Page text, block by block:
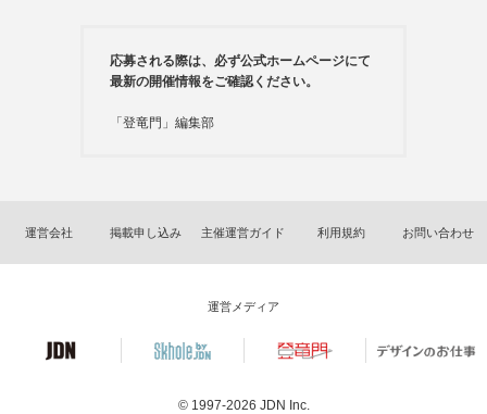
応募される際は、必ず公式ホームページにて
最新の開催情報をご確認ください。
「登竜門」編集部
運営会社 掲載申し込み 主催運営ガイド 利用規約 お問い合わせ
運営メディア
© 1997-2026 JDN Inc.